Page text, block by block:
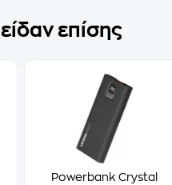
επίσης
Powerbank Crystal